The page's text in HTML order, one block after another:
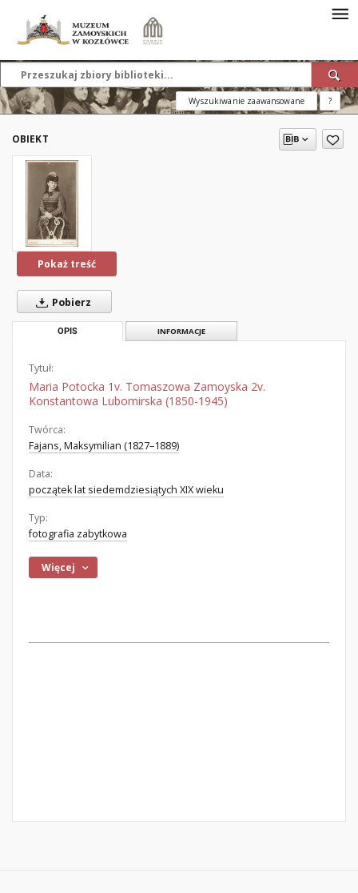
Wyszukiwanie zaawansowane ?
OBIEKT
Pokaż treść
Pobierz
OPIS INFORMACJE
Tytuł:
Maria Potocka 1v. Tomaszowa Zamoyska 2v.
Konstantowa Lubomirska (1850-1945)
Twórca:
Fajans, Maksymilian (1827–1889)
Data:
początek lat siedemdziesiątych XIX wieku
Typ:
fotografia zabytkowa
Więcej